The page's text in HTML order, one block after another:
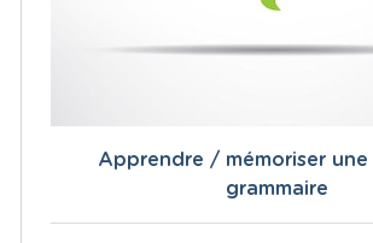
Apprendre / mémoriser une
grammaire